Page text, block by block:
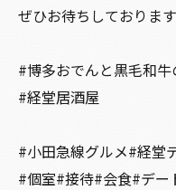
ぜひお待ちしておりま
#博多おでんと黒毛和牛
#経堂居酒屋
#小田急線グルメ#経堂
#個室#接待#会食#デー